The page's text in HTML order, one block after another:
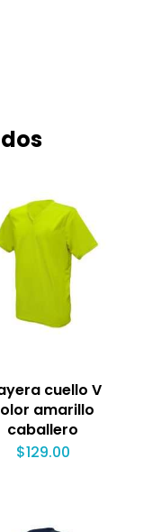
cuello V
amarillo
caballero
$129.00